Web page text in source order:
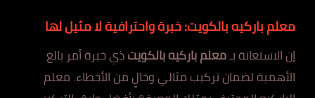
معلم باركيه بالكويت: خبرة واحترافية لا مثيل لها
إن الاستعانة بـمعلم باركيه بالكويتذي خبرة أمر بالغ
الأهمية لضمان تركيب مثالي وخالٍ من الأخطاء. معلم